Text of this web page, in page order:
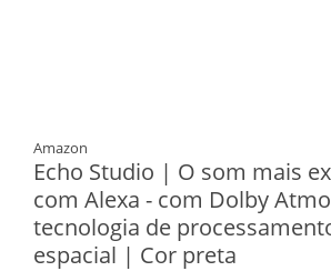
Amazon
Echo Studio | O som mais
com Alexa - com Dolby
tecnologia de
espacial | Cor preta